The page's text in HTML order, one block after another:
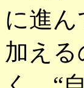
に進
加え